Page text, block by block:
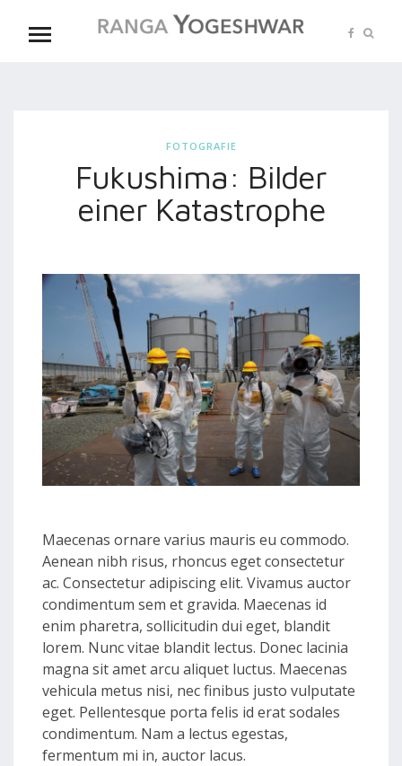
FOTOGRAFIE
Fukushima: Bilder
einer Katastrophe
Maecenas ornare varius mauris eu commodo.
Aenean nibh risus, rhoncus eget consectetur
ac. Consectetur adipiscing elit. Vivamus auctor
condimentum sem et gravida. Maecenas id
enim pharetra, sollicitudin dui eget, blandit
lorem. Nunc vitae blandit lectus. Donec lacinia
magna sit amet arcu aliquet luctus. Maecenas
vehicula metus nisi, nec finibus justo vulputate
eget. Pellentesque porta felis id erat sodales
condimentum. Nam a lectus egestas,
fermentum mi in, auctor lacus.